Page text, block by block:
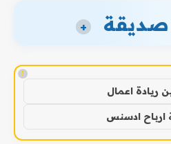
صديقة +
!
ريادة اعمال
ارباح ادسنس